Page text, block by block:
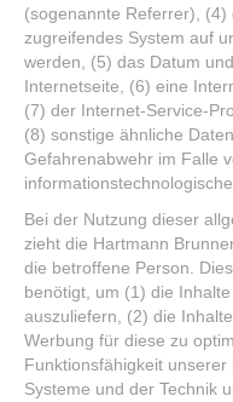
(sogenannte Referrer),
zugreifendes System auf
werden, (5) das Datum
Internetseite, (6) eine
(7) der Internet-Service-
(8) sonstige ähnliche
Gefahrenabwehr im Falle
Bei der Nutzung dieser
zieht die Hartmann
die betroffene Person.
benötigt, um (1) die
auszuliefern, (2) die
Werbung für diese zu
Funktionsfähigkeit
Systeme und der Technik